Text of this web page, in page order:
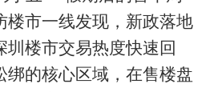
楼市一线发现，新政落地
圳楼市交易热度快速回
绑的核心区域，在售楼盘